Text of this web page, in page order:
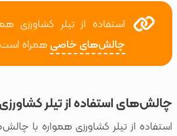
استفاده از تیلر کشاورزی همواره با
چالش‌های خاصیهمراه است
از تیلر کشاورزی
تیلر کشاورزی همواره با چالش‌های خاصی